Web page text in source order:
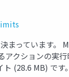
まっています
クションの実
ト (28.6 MB) で